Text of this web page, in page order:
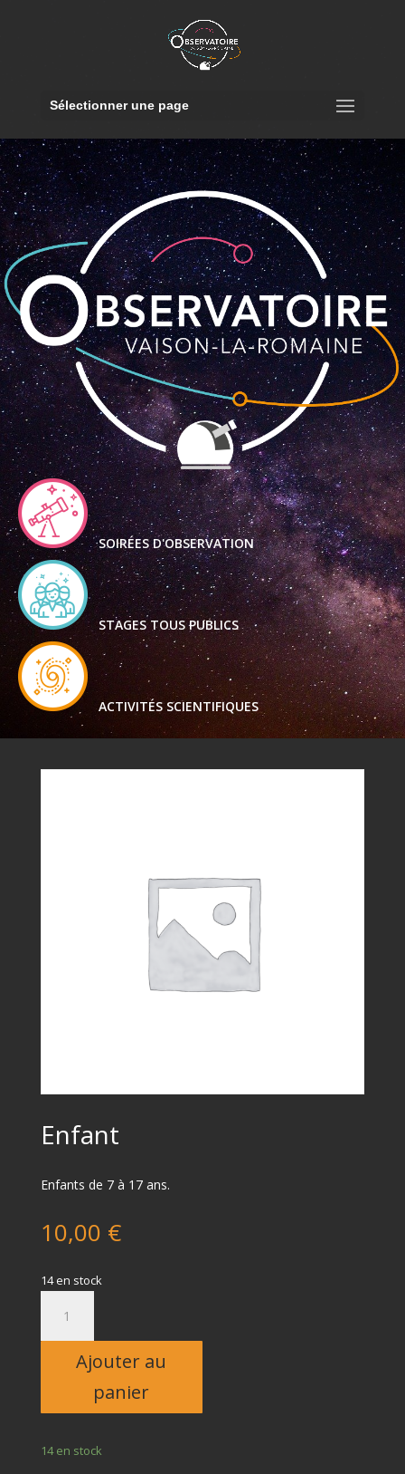
Sélectionner une page
SOIRÉES D'OBSERVATION
STAGES TOUS PUBLICS
ACTIVITÉS SCIENTIFIQUES
Enfant
Enfants de 7 à 17 ans.
10,00 €
14 en stock
Enfant
Ajouter au
panier
14 en stock